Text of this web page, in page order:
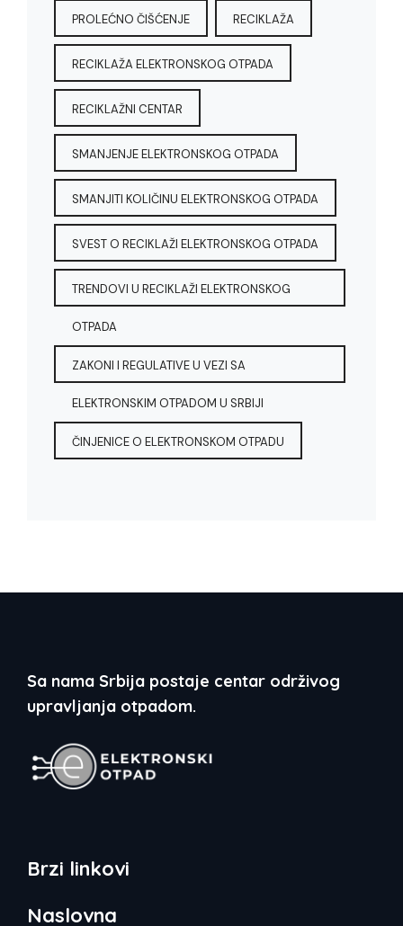
PROLEĆNO ČIŠĆENJE RECIKLAŽA
RECIKLAŽA ELEKTRONSKOG OTPADA
RECIKLAŽNI CENTAR
SMANJENJE ELEKTRONSKOG OTPADA
SMANJITI KOLIČINU ELEKTRONSKOG OTPADA
SVEST O RECIKLAŽI ELEKTRONSKOG OTPADA
TRENDOVI U RECIKLAŽI ELEKTRONSKOG
OTPADA
ZAKONI I REGULATIVE U VEZI SA
ELEKTRONSKIM OTPADOM U SRBIJI
ČINJENICE O ELEKTRONSKOM OTPADU
Sa nama Srbija postaje centar održivog
upravljanja otpadom.
Brzi linkovi
Naslovna